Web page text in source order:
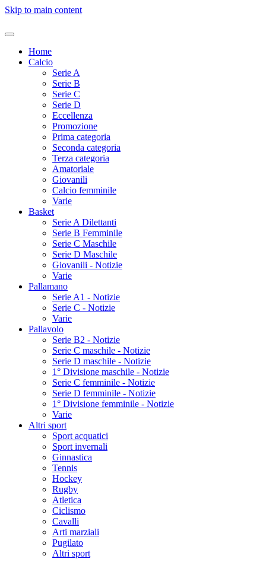
Skip to main content
Home
Calcio
Serie A
Serie B
Serie C
Serie D
Eccellenza
Promozione
Prima categoria
Seconda categoria
Terza categoria
Amatoriale
Giovanili
Calcio femminile
Varie
Basket
Serie A Dilettanti
Serie B Femminile
Serie C Maschile
Serie D Maschile
Giovanili - Notizie
Varie
Pallamano
Serie A1 - Notizie
Serie C - Notizie
Varie
Pallavolo
Serie B2 - Notizie
Serie C maschile - Notizie
Serie D maschile - Notizie
1° Divisione maschile - Notizie
Serie C femminile - Notizie
Serie D femminile - Notizie
1° Divisione femminile - Notizie
Varie
Altri sport
Sport acquatici
Sport invernali
Ginnastica
Tennis
Hockey
Rugby
Atletica
Ciclismo
Cavalli
Arti marziali
Pugilato
Altri sport